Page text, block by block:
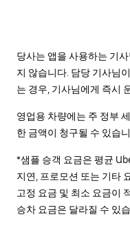
당사는 앱을 사용하는 기
지 않습니다. 담당 기사님
는 경우, 기사님에게 즉시
영업용 차량에는 주 정부
한 금액이 청구될 수 있습
*샘플 승객 요금은 평균
지연, 프로모션 또는 기타
고정 요금 및 최소 요금이
승차 요금은 달라질 수 있